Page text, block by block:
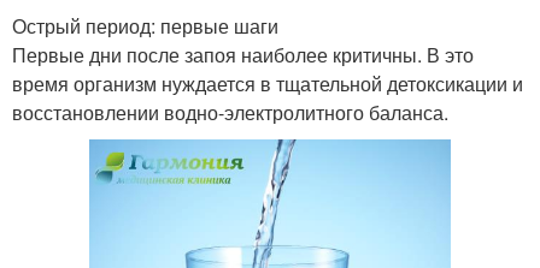
Острый период: первые шаги
Первые дни после запоя наиболее критичны. В это
время организм нуждается в тщательной детоксикации и
восстановлении водно-электролитного баланса.